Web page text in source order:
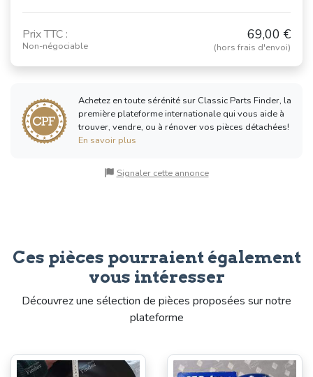
Prix TTC :
Non-négociable
69,00 €
(hors frais d'envoi)
Achetez en toute sérénité sur Classic Parts Finder, la
première plateforme internationale qui vous aide à
trouver, vendre, ou à rénover vos pièces détachées!
En savoir plus
Signaler cette annonce
Ces pièces pourraient également
vous intéresser
Découvrez une sélection de pièces proposées sur notre
plateforme